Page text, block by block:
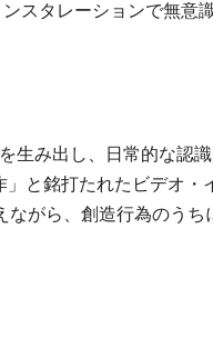
タレーションで無意
み出し、日常的な認
と銘打たれたビデオ
ら、創造行為のうち